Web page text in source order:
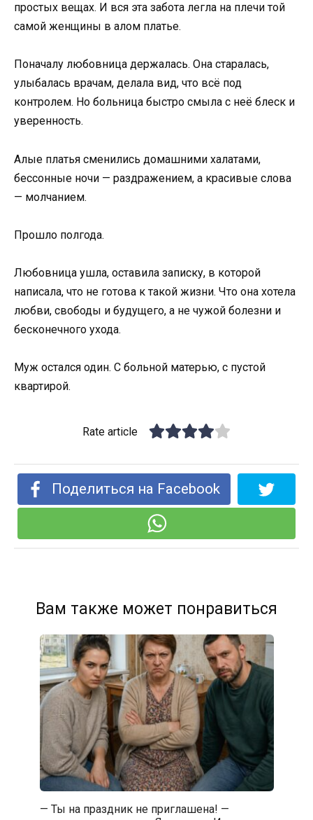
простых вещах. И вся эта забота легла на плечи той
самой женщины в алом платье.
Поначалу любовница держалась. Она старалась,
улыбалась врачам, делала вид, что всё под
контролем. Но больница быстро смыла с неё блеск и
уверенность.
Алые платья сменились домашними халатами,
бессонные ночи — раздражением, а красивые слова
— молчанием.
Прошло полгода.
Любовница ушла, оставила записку, в которой
написала, что не готова к такой жизни. Что она хотела
любви, свободы и будущего, а не чужой болезни и
бесконечного ухода.
Муж остался один. С больной матерью, с пустой
квартирой.
Rate article
Поделиться на Facebook
Вам также может понравиться
— Ты на праздник не приглашена! —